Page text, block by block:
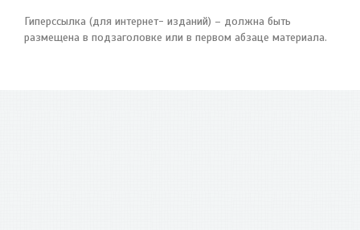
Гиперссылка (для интернет- изданий) – должна быть
размещена в подзаголовке или в первом абзаце материала.